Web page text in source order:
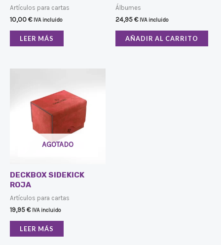
Artículos para cartas
10,00€ IVA incluido
LEER MÁS
Álbumes
24,95€ IVA incluido
AÑADIR AL CARRITO
AGOTADO
DECKBOX SIDEKICK
ROJA
Artículos para cartas
19,95€ IVA incluido
LEER MÁS